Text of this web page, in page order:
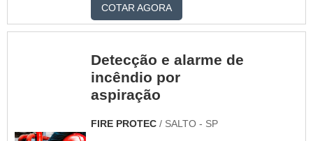
maior marketplace da
américa latina e
referência no mercado em
seu próprio
segmento.DETALHES
INCÊNDIO POR
COTAR AGORA
Detecção e alarme de
incêndio por
aspiração
FIRE PROTEC / SALTO - SP